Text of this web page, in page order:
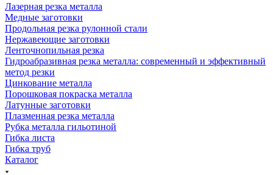
Лазерная резка металла
Медные заготовки
Продольная резка рулонной стали
Нержавеющие заготовки
Ленточнопильная резка
Гидроабразивная резка металла: современный и эффективный
метод резки
Цинкование металла
Порошковая покраска металла
Латунные заготовки
Плазменная резка металла
Рубка металла гильотиной
Гибка листа
Гибка труб
Каталог